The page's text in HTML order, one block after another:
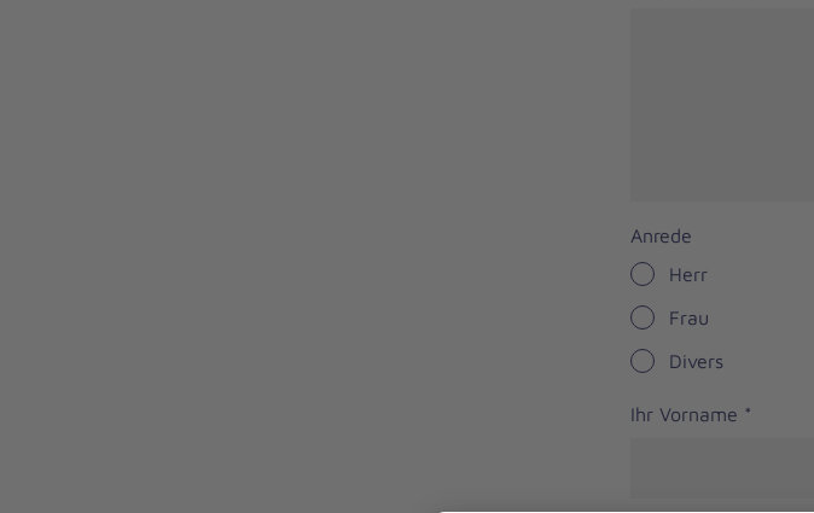
Anrede
Herr
Frau
Divers
Ihr Vorname *